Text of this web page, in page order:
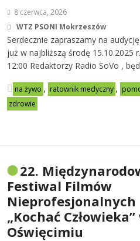
8 czerwca, 2026
WTZ PSONI Mokrzeszów
Serdecznie zapraszamy na
już w najbliższą środę 15.10.2025
12:00 Redaktorzy Radio SoVo ,
na żywo , ratownik medyczny ,
zdrowie
22.
Festiwal Filmów
Nieprofesjonalnych
„Kochać Człowieka”
Oświęcimiu